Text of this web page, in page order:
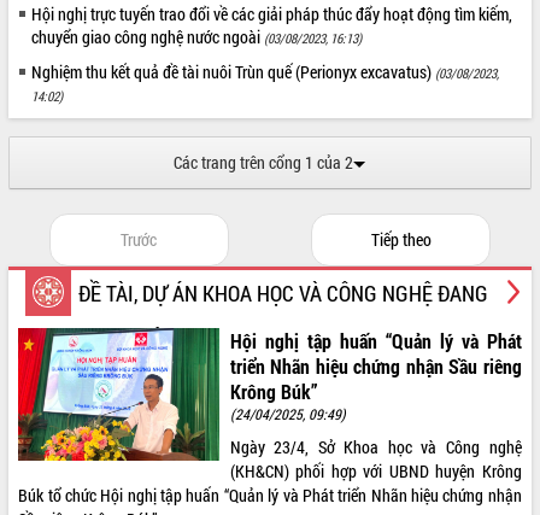
Hội nghị trực tuyến trao đổi về các giải pháp thúc đẩy hoạt động tìm kiếm,
chuyển giao công nghệ nước ngoài (03/08/2023, 16:13)
Nghiệm thu kết quả đề tài nuôi Trùn quế (Perionyx excavatus) (03/08/2023,
14:02)
Các trang trên cổng 1 của 2
Trước Tiếp theo
ĐỀ TÀI, DỰ ÁN KHOA HỌC VÀ CÔNG NGHỆ ĐANG
THỰC HIỆN
Hội nghị tập huấn “Quản lý và Phát
triển Nhãn hiệu chứng nhận Sầu riêng
Krông Búk”
(24/04/2025, 09:49)
Ngày 23/4, Sở Khoa học và Công nghệ
(KH&CN) phối hợp với UBND huyện Krông
Búk tổ chức Hội nghị tập huấn “Quản lý và Phát triển Nhãn hiệu chứng nhận